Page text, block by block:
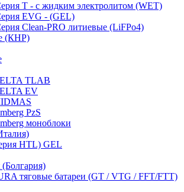
T - с жидким электролитом (WET)
EVG - (GEL)
Clean-PRO литиевые (LiFPo4)
(КНР)
TLAB
EV
PzS
моноблоки
HTL) GEL
тяговые батареи (GT / VTG / FFT/FTT)